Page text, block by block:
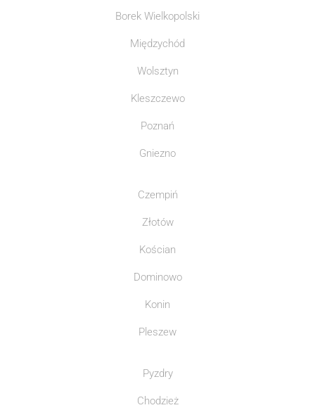
Borek Wielkopolski
Międzychód
Wolsztyn
Kleszczewo
Poznań
Gniezno
Czempiń
Złotów
Kościan
Dominowo
Konin
Pleszew
Pyzdry
Chodzież